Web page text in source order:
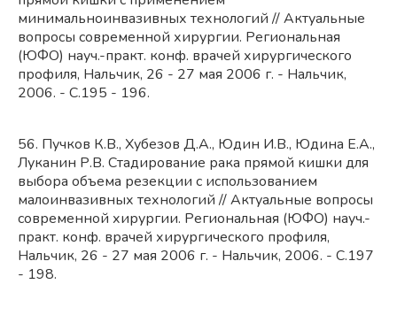
минимальноинвазивных технологий // Актуальные
вопросы современной хирургии. Региональная
(ЮФО) науч.-практ. конф. врачей хирургического
профиля, Нальчик, 26 - 27 мая 2006 г. - Нальчик,
2006. - С.195 - 196.
56. Пучков К.В., Хубезов Д.А., Юдин И.В., Юдина Е.А.,
Луканин Р.В. Стадирование рака прямой кишки для
выбора объема резекции с использованием
малоинвазивных технологий // Актуальные вопросы
современной хирургии. Региональная (ЮФО) науч.-
практ. конф. врачей хирургического профиля,
Нальчик, 26 - 27 мая 2006 г. - Нальчик, 2006. - С.197
- 198.